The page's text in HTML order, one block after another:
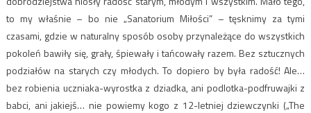
to my właśnie – bo nie „Sanatorium Miłości” – tęsknimy za tymi
czasami, gdzie w naturalny sposób osoby przynależące do wszystkich
pokoleń bawiły się, grały, śpiewały i tańcowały razem. Bez sztucznych
podziałów na starych czy młodych. To dopiero by była radość! Ale…
bez robienia uczniaka-wyrostka z dziadka, ani podlotka-podfruwajki z
babci, ani jakiejś… nie powiemy kogo z 12-letniej dziewczynki („The